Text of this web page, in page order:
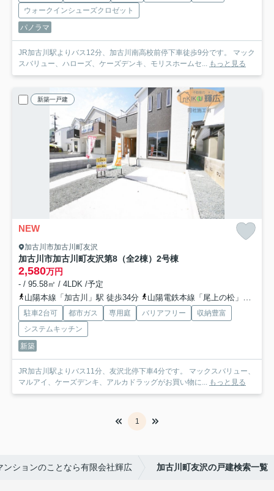
ウォークインシューズクロゼット
パノラマ
JR加古川駅よりバス12分、加古川南高校前停下車徒歩9分です。 マック
スバリュー、ハローズ、ケーズデンキ、モリスホームセ... もっと見る
新築一戸建
NEW
加古川市加古川町友沢
加古川市加古川町友沢第8（全2棟）2号棟
2,580万円
- / 95.58㎡ / 4LDK /予定
山陽本線「加古川」駅 徒歩34分
山陽電鉄本線「尾上の松」駅 徒歩36分
駐車2台可 都市ガス 専用庭 バリアフリー
収納豊富
システムキッチン
新築
JR加古川駅よりバス11分、友沢北停下車4分です。 マックスバリュー、
マルアイ、ケーズデンキ、アルカドラッグがお買い物に... もっと見る
1
ションのことなら有限会社輝広 加古川町友沢の戸建検索一覧